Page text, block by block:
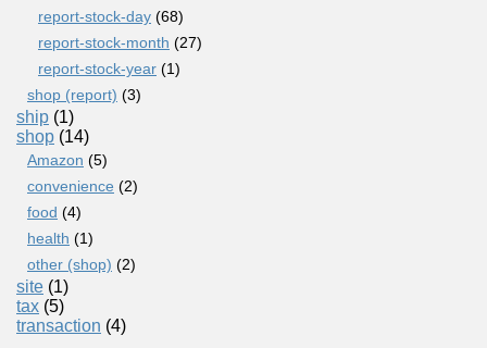
report-stock-day (68)
report-stock-month (27)
report-stock-year (1)
shop (report) (3)
ship (1)
shop (14)
Amazon (5)
convenience (2)
food (4)
health (1)
other (shop) (2)
site (1)
tax (5)
transaction (4)